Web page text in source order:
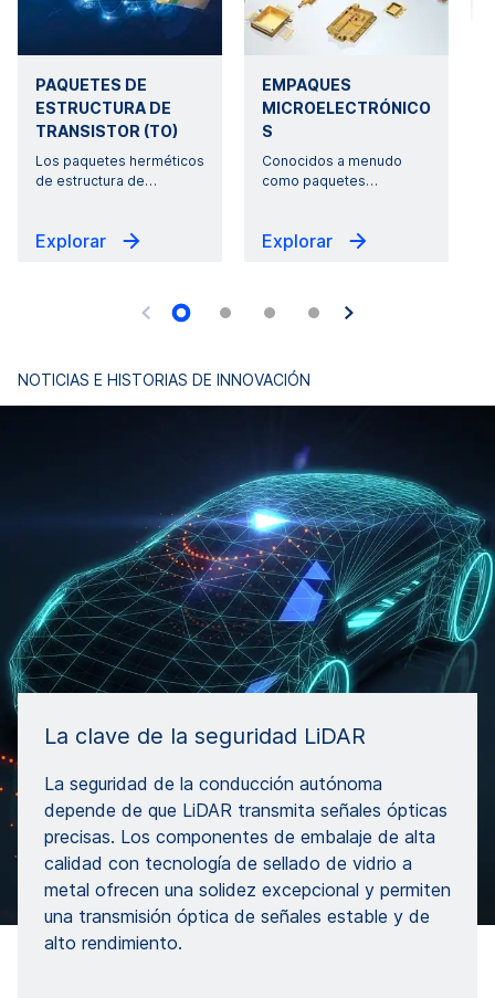
PAQUETES DE
ESTRUCTURA DE
TRANSISTOR (TO)
Los paquetes herméticos
de estructura de…
Explorar
EMPAQUES
MICROELECTRÓNICO
S
Conocidos a menudo
como paquetes…
Explorar
NOTICIAS E HISTORIAS DE INNOVACIÓN
La clave de la seguridad LiDAR
La seguridad de la conducción autónoma
depende de que LiDAR transmita señales ópticas
precisas. Los componentes de embalaje de alta
calidad con tecnología de sellado de vidrio a
metal ofrecen una solidez excepcional y permiten
una transmisión óptica de señales estable y de
alto rendimiento.